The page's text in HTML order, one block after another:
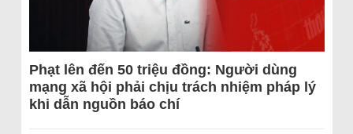
Phạt lên đến 50 triệu đồng: Người dùng
mạng xã hội phải chịu trách nhiệm pháp lý
khi dẫn nguồn báo chí